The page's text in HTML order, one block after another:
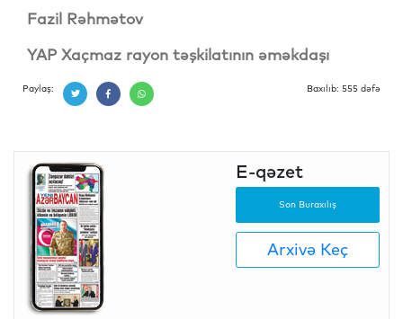
Fazil Rəhmətov
YAP Xaçmaz rayon təşkilatının əməkdaşı
Paylaş: Baxılıb: 555 dəfə
E-qəzet
Son Buraxılış
Arxivə Keç